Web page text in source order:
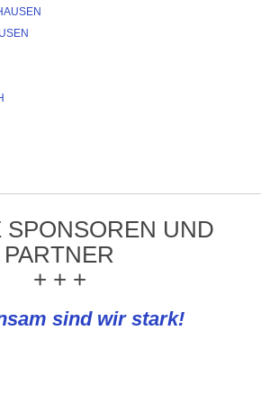
SPONSOREN UND
PARTNER
+ + +
sind wir stark!